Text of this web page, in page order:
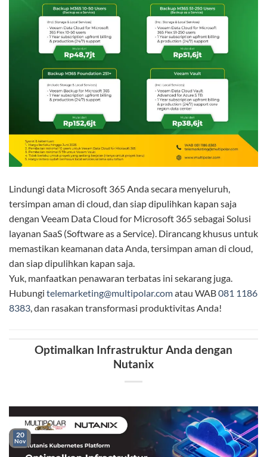
Lindungi data Microsoft 365 Anda secara menyeluruh,
tersimpan aman di cloud, dan siap dipulihkan kapan saja
dengan Veeam Data Cloud for Microsoft 365 sebagai Solusi
layanan SaaS (Software as a Service). Dirancang khusus untuk
memastikan keamanan data Anda, tersimpan aman di cloud,
dan siap dipulihkan kapan saja.
Yuk, manfaatkan penawaran terbatas ini sekarang juga.
Hubungi telemarketing@multipolar.comatau WAB081 1186
8383 , dan rasakan transformasi produktivitas Anda!
Optimalkan Infrastruktur Anda dengan
Nutanix
20
Nov